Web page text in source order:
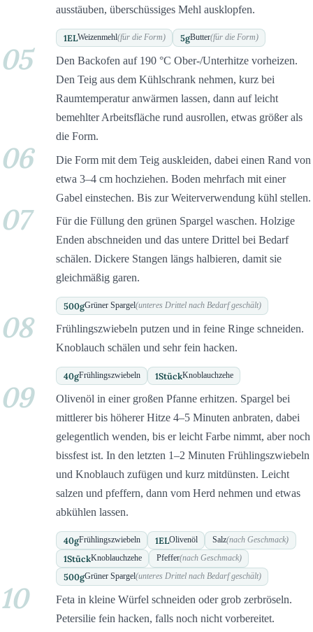
ausstäuben, überschüssiges Mehl ausklopfen.
1ELWeizenmehl(für die Form) 5gButter(für die Form)
05
Den Backofen auf 190 °C Ober-/Unterhitze vorheizen.
Den Teig aus dem Kühlschrank nehmen, kurz bei
Raumtemperatur anwärmen lassen, dann auf leicht
bemehlter Arbeitsfläche rund ausrollen, etwas größer als
die Form.
06
Die Form mit dem Teig auskleiden, dabei einen Rand von
etwa 3–4 cm hochziehen. Boden mehrfach mit einer
Gabel einstechen. Bis zur Weiterverwendung kühl stellen.
07
Für die Füllung den grünen Spargel waschen. Holzige
Enden abschneiden und das untere Drittel bei Bedarf
schälen. Dickere Stangen längs halbieren, damit sie
gleichmäßig garen.
500gGrüner Spargel(unteres Drittel nach Bedarf geschält)
08
Frühlingszwiebeln putzen und in feine Ringe schneiden.
Knoblauch schälen und sehr fein hacken.
40gFrühlingszwiebeln 1StückKnoblauchzehe
09
Olivenöl in einer großen Pfanne erhitzen. Spargel bei
mittlerer bis höherer Hitze 4–5 Minuten anbraten, dabei
gelegentlich wenden, bis er leicht Farbe nimmt, aber noch
bissfest ist. In den letzten 1–2 Minuten Frühlingszwiebeln
und Knoblauch zufügen und kurz mitdünsten. Leicht
salzen und pfeffern, dann vom Herd nehmen und etwas
abkühlen lassen.
40gFrühlingszwiebeln 1ELOlivenöl Salz(nach Geschmack)
1StückKnoblauchzehe Pfeffer(nach Geschmack)
500gGrüner Spargel(unteres Drittel nach Bedarf geschält)
10
Feta in kleine Würfel schneiden oder grob zerbröseln.
Petersilie fein hacken, falls noch nicht vorbereitet.